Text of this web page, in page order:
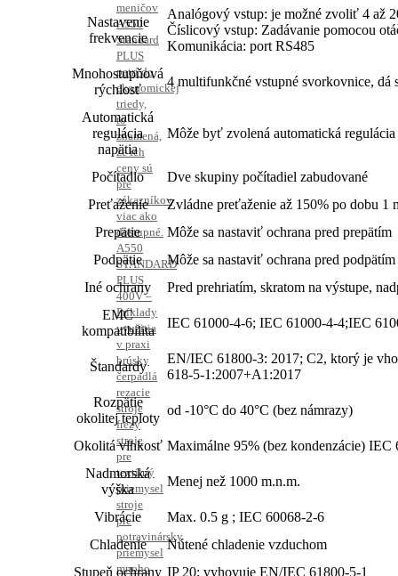
meničov
A550
Standard
PLUS
patrí do
ekonomickej
triedy,
to
znamená,
že ich
ceny sú
pre
zákazníkov
viac ako
dostupné.
A550
STANDARD
PLUS
400V –
Príklady
využitia
v praxi
brúsky
čerpadlá
rezacie
stroje
frézy
stroje
pre
textilný
priemysel
stroje
pre
potravinársky
priemysel
mnoho
Nastavenie
frekvencie
Analógový vstup: je možné zvoliť 4 až
Číslicový vstup: Zadávanie pomocou
Komunikácia: port RS485
Mnohostupňová
rýchlosť
4 multifunkčné vstupné svorkovnice, dá
Automatická
regulácia
napätia
Môže byť zvolená automatická regulácia
Počítadlo
Dve skupiny počítadiel zabudované
Preťaženie
Zvládne preťaženie až 150% po dobu 1
Prepätie
Môže sa nastaviť ochrana pred prepätím
Podpätie
Môže sa nastaviť ochrana pred podpätím
Iné ochrany
Pred prehriatím, skratom na výstupe,
EMC
kompatibilita
IEC 61000-4-6; IEC 61000-4-4;IEC
Štandardy
EN/IEC 61800-3: 2017; C2, ktorý je
618-5-1:2007+A1:2017
Rozpätie
okolitej teploty
od -10°C do 40°C (bez námrazy)
Okolitá vlhkosť Maximálne 95% (bez kondenzácie) IEC
Nadmorská
výška
Menej než 1000 m.n.m.
Vibrácie
Max. 0.5 g ; IEC 60068-2-6
Chladenie
Nútené chladenie vzduchom
Stupeň ochrany IP 20; vyhovuje EN/IEC 61800-5-1